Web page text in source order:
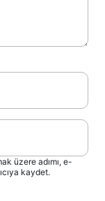
üzere adımı, e-
kaydet.